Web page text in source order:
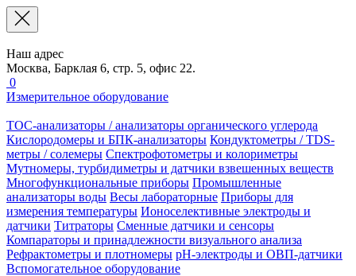
Наш адрес
Москва, Барклая 6, стр. 5, офис 22.
0
Измерительное оборудование
TOC-анализаторы / анализаторы органического углерода
Кислородомеры и БПК-анализаторы Кондуктометры / TDS-
метры / солемеры Спектрофотометры и колориметры
Мутномеры, турбидиметры и датчики взвешенных веществ
Многофункциональные приборы Промышленные
анализаторы воды Весы лабораторные Приборы для
измерения температуры Ионоселективные электроды и
датчики Титраторы Сменные датчики и сенсоры
Компараторы и принадлежности визуального анализа
Рефрактометры и плотномеры pH-электроды и ОВП-датчики
Вспомогательное оборудование